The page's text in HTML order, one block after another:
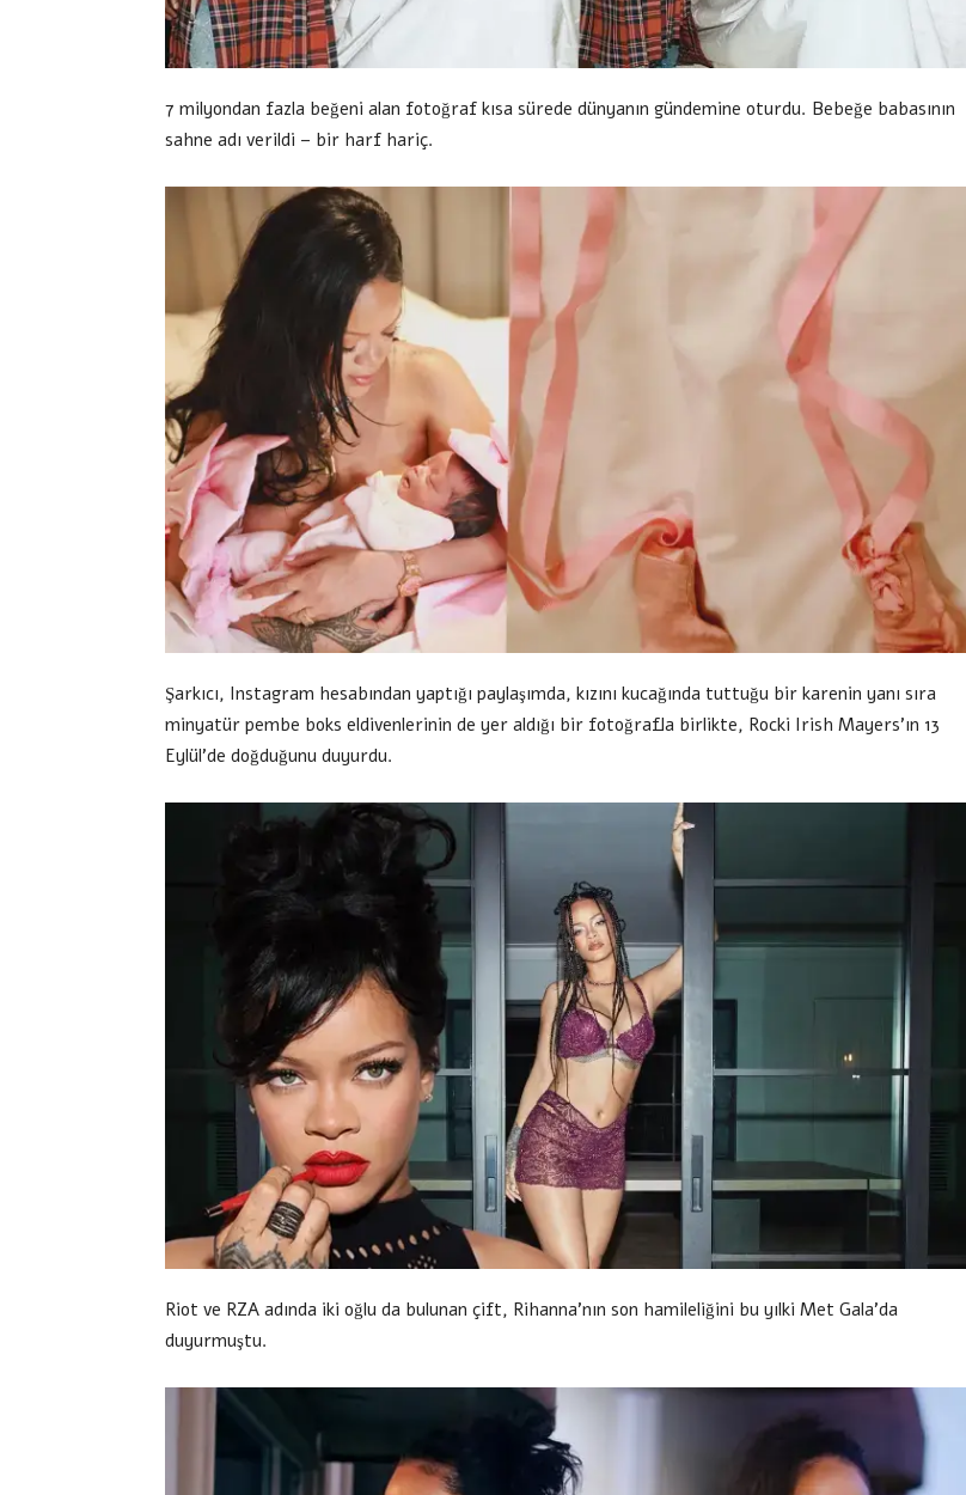
7 milyondan fazla beğeni alan fotoğraf kısa sürede dünyanın gündemine oturdu. Bebeğe babasının
sahne adı verildi – bir harf hariç.
Şarkıcı, Instagram hesabından yaptığı paylaşımda, kızını kucağında tuttuğu bir karenin yanı sıra
minyatür pembe boks eldivenlerinin de yer aldığı bir fotoğrafla birlikte, Rocki Irish Mayers’ın 13
Eylül’de doğduğunu duyurdu.
Riot ve RZA adında iki oğlu da bulunan çift, Rihanna’nın son hamileliğini bu yılki Met Gala’da
duyurmuştu.